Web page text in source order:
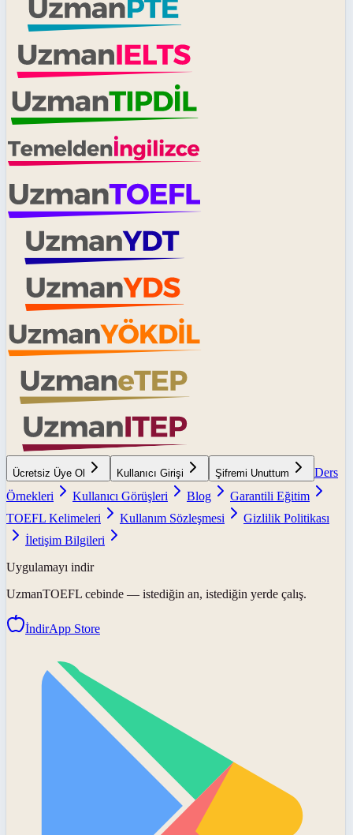
Ücretsiz Üye Ol Kullanıcı Girişi Şifremi Unuttum
Ders
Örnekleri
Kullanıcı Görüşleri Blog
Garantili Eğitim
TOEFL Kelimeleri
Kullanım Sözleşmesi
Gizlilik Politikası
İletişim Bilgileri
Uygulamayı indir
UzmanTOEFL cebinde — istediğin an, istediğin yerde çalış.
İndirApp Store